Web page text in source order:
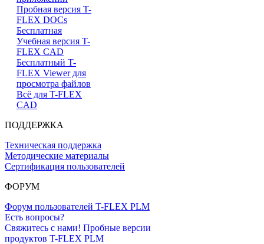
Пробная версия T-
FLEX DOCs
Бесплатная
Учебная версия T-
FLEX CAD
Бесплатный T-
FLEX Viewer для
просмотра файлов
Всё для T-FLEX
CAD
ПОДДЕРЖКА
Техническая поддержка
Методические материалы
Сертификация пользователей
ФОРУМ
Форум пользователей T-FLEX PLM
Есть вопросы?
Свяжитесь с нами! Пробные версии
продуктов T-FLEX PLM